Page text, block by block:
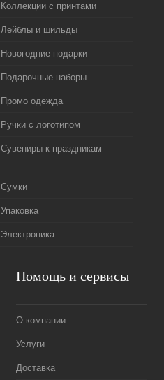
Коллекции с принтами
Лейблы и шильды
Новогодние подарки
Подарочные наборы
Промо одежда
Ручки с логотипом
Сувениры к праздникам
Сумки
Упаковка
Электроника
Помощь и сервисы
О компании
Услуги
Доставка